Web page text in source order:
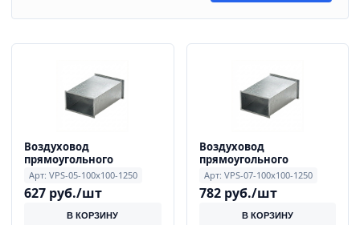
Воздуховод
прямоугольного
сечения 0.5 мм 100x100
мм, длиной 1250 мм
Арт: VPS-05-100x100-1250
627 руб./шт
В КОРЗИНУ
Воздуховод
прямоугольного
сечения 0.7 мм 100x100
мм, длиной 1250 мм
Арт: VPS-07-100x100-1250
782 руб./шт
В КОРЗИНУ